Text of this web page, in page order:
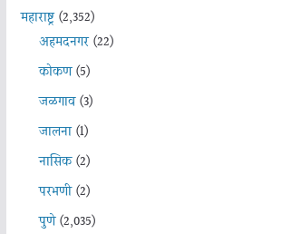
महाराष्ट्र(2,352)
अहमदनगर(22)
कोकण(5)
जळगाव(3)
जालना(1)
नासिक(2)
परभणी(2)
पुणे(2,035)